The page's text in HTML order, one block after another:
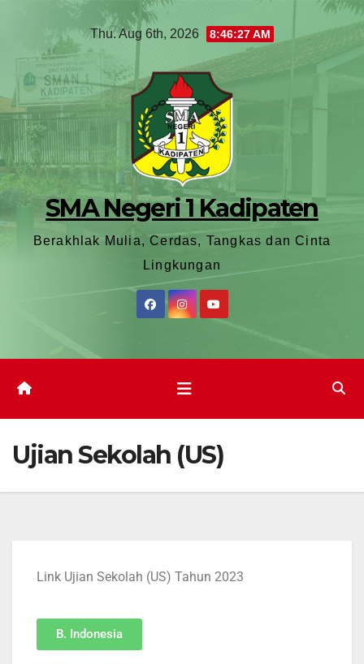
Thu. Aug 6th, 2026 8:46:29 AM
SMA Negeri 1 Kadipaten
Berakhlak Mulia, Cerdas, Tangkas dan Cinta
Lingkungan
Ujian Sekolah (US)
Link Ujian Sekolah (US) Tahun 2023
B. Indonesia